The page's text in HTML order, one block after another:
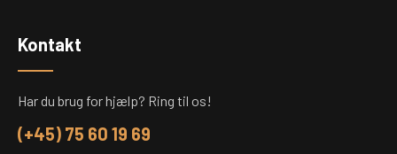
Kontakt
Har du brug for hjælp? Ring til os!
(+45) 75 60 19 69